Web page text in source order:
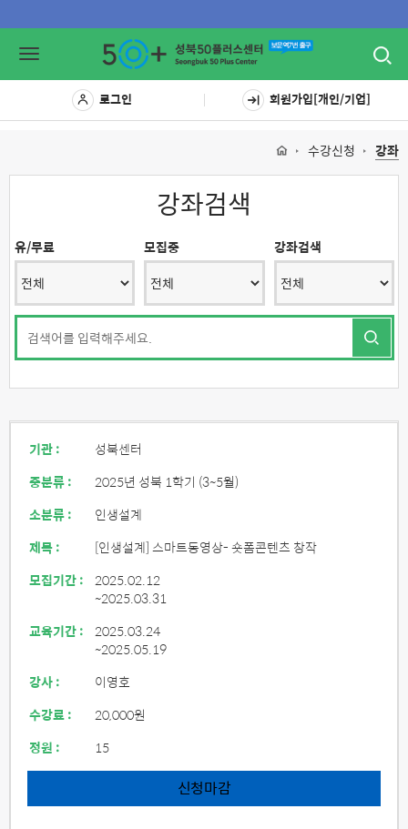
Toggle
로그인 회원가입[개인/기업]
수강신청 강좌
강좌검색
유/무료 모집중 강좌검색
기관 :
성북센터
중분류 :
2025년 성북 1학기 (3~5월)
소분류 :
인생설계
제목 :
[인생설계] 스마트동영상- 숏폼콘텐츠 창작
모집기간 : 2025.02.12
~2025.03.31
교육기간 : 2025.03.24
~2025.05.19
강사 :
이영호
수강료 :
20,000원
정원 :
15
신청마감